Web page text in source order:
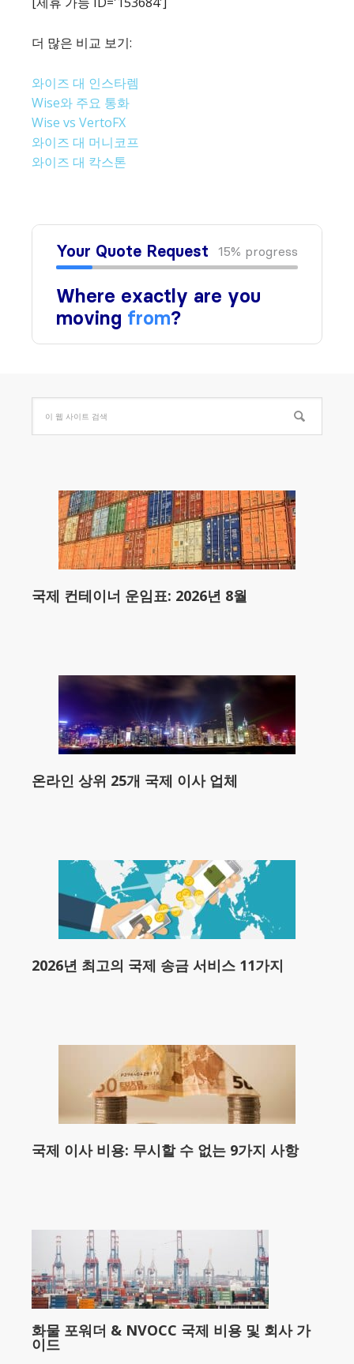
더 많은 비교 보기:
와이즈 대 인스타렘
Wise와 주요 통화
Wise vs VertoFX
와이즈 대 머니코프
와이즈 대 칵스톤
국제 컨테이너 운임표: 2026년 8월
온라인 상위 25개 국제 이사 업체
2026년 최고의 국제 송금 서비스 11가지
국제 이사 비용: 무시할 수 없는 9가지 사항
화물 포워더 & NVOCC 국제 비용 및 회사 가
이드